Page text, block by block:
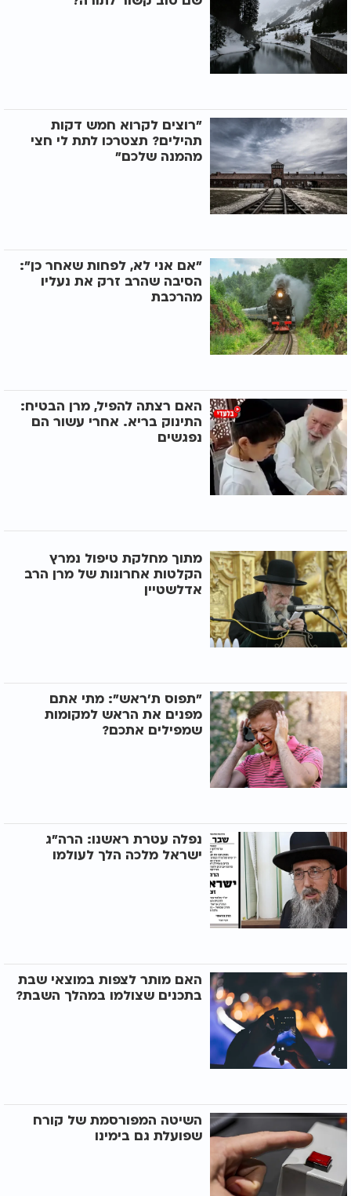
"רוצים לקרוא חמש דקות
תהילים? תצטרכו לתת לי חצי
מהמנה שלכם"
"אם אני לא, לפחות שאחר כן":
הסיבה שהרב זרק את נעליו
מהרכבת
האם רצתה להפיל, מרן הבטיח:
התינוק בריא. אחרי עשור הם
נפגשים
מתוך מחלקת טיפול נמרץ
הקלטות אחרונות של מרן הרב
אדלשטיין
"תפוס ת'ראש": מתי אתם
מפנים את הראש למקומות
שמפילים אתכם?
נפלה עטרת ראשנו: הרה"ג
ישראל מלכה הלך לעולמו
האם מותר לצפות במוצאי שבת
בתכנים שצולמו במהלך השבת?
השיטה המפורסמת של קורח
שפועלת גם בימינו